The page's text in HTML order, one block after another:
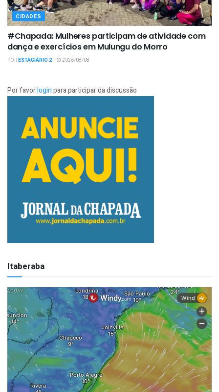
CIDADES
#Chapada: Mulheres participam de atividade com
dança e exercícios em Mulungu do Morro
PORESTAGIÁRIO 2 2026/08/08
Por favorloginpara participar da discussão
Itaberaba